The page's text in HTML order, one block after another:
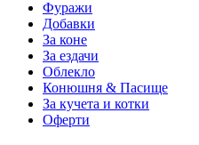
Фуражи
Добавки
За коне
За ездачи
Облекло
Конюшня & Пасище
За кучета и котки
Оферти